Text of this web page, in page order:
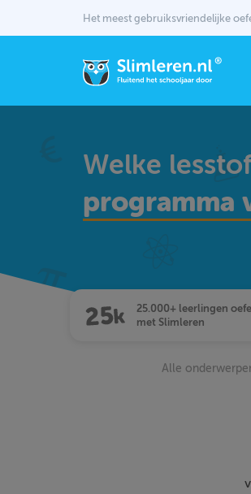
Het meest gebruiksvriendelijke
Welke
programma
25.000+ leerlingen
met Slimleren
Alle